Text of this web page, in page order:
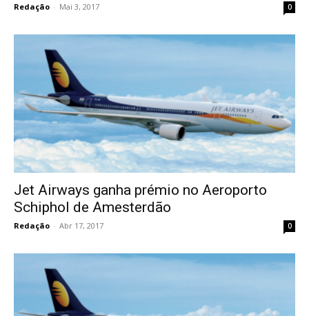
Redação - Mai 3, 2017 0
Jet Airways ganha prémio no Aeroporto
Schiphol de Amesterdão
Redação - Abr 17, 2017 0